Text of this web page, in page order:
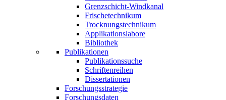
Grenzschicht-Windkanal
Frischetechnikum
Trocknungstechnikum
Applikationslabore
Bibliothek
Publikationen
Publikationssuche
Schriftenreihen
Dissertationen
Forschungsstrategie
Forschungsdaten